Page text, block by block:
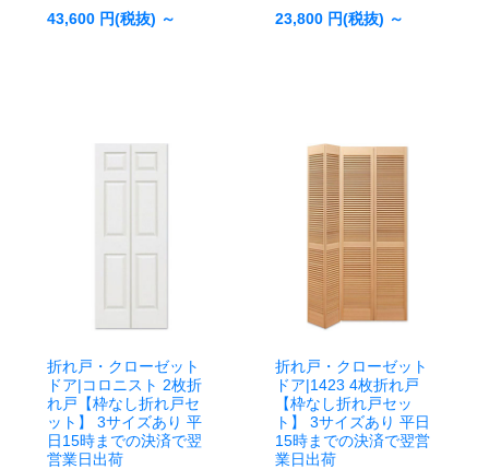
43,600 円(税抜) ～
23,800 円(税抜) ～
折れ戸・クローゼット
ドア|コロニスト 2枚折
れ戸【枠なし折れ戸セ
ット】 3サイズあり 平
日15時までの決済で翌
営業日出荷
折れ戸・クローゼット
ドア|1423 4枚折れ戸
【枠なし折れ戸セッ
ト】 3サイズあり 平日
15時までの決済で翌営
業日出荷